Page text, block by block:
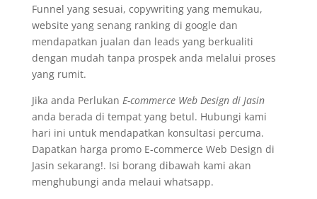
Funnel yang sesuai, copywriting yang memukau,
website yang senang ranking di google dan
mendapatkan jualan dan leads yang berkualiti
dengan mudah tanpa prospek anda melalui proses
yang rumit.
Jika anda Perlukan E-commerce Web Design di Jasin
anda berada di tempat yang betul. Hubungi kami
hari ini untuk mendapatkan konsultasi percuma.
Dapatkan harga promo E-commerce Web Design di
Jasin sekarang!. Isi borang dibawah kami akan
menghubungi anda melaui whatsapp.